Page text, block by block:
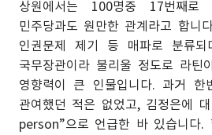
상원에서는 100명중 17번째
민주당과도 원만한 관계라고 합니
인권문제 제기 등 매파로 분류되
국무장관이라 불리울 정도로 라틴
영향력이 큰 인물입니다. 과거 한
관여했던 적은 없었고, 김정은에
person”으로 언급한 바 있습니다.